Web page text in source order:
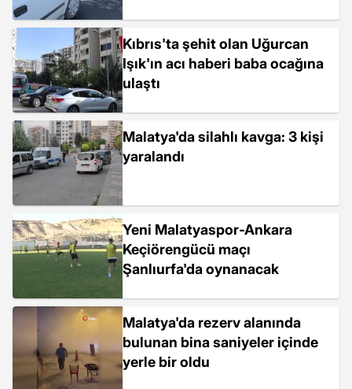
Kıbrıs'ta şehit olan Uğurcan
Işık'ın acı haberi baba ocağına
ulaştı
Malatya'da silahlı kavga: 3 kişi
yaralandı
Yeni Malatyaspor-Ankara
Keçiörengücü maçı
Şanlıurfa'da oynanacak
Malatya'da rezerv alanında
bulunan bina saniyeler içinde
yerle bir oldu